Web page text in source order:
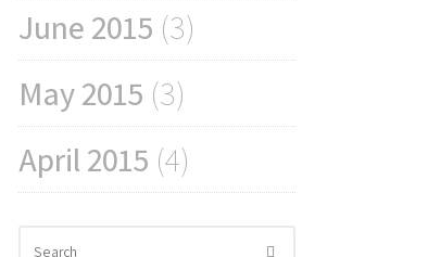
June 2015 (3)
May 2015 (3)
April 2015 (4)